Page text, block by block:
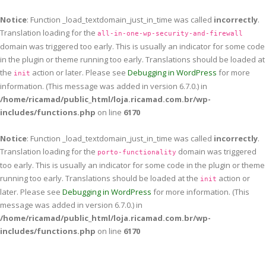
Notice: Function _load_textdomain_just_in_time was called incorrectly.
Translation loading for the all-in-one-wp-security-and-firewall
domain was triggered too early. This is usually an indicator for some code
in the plugin or theme running too early. Translations should be loaded at
the init action or later. Please see Debugging in WordPress for more
information. (This message was added in version 6.7.0.) in
/home/ricamad/public_html/loja.ricamad.com.br/wp-
includes/functions.php on line 6170
Notice: Function _load_textdomain_just_in_time was called incorrectly.
Translation loading for the porto-functionality domain was triggered
too early. This is usually an indicator for some code in the plugin or theme
running too early. Translations should be loaded at the init action or
later. Please see Debugging in WordPress for more information. (This
message was added in version 6.7.0.) in
/home/ricamad/public_html/loja.ricamad.com.br/wp-
includes/functions.php on line 6170